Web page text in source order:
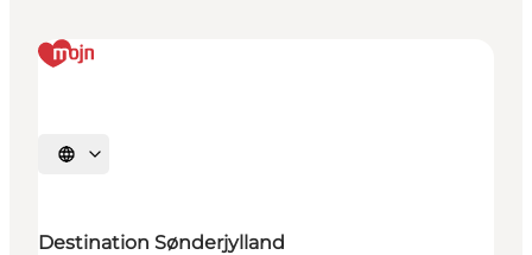
Selecteer taal
Destination Sønderjylland